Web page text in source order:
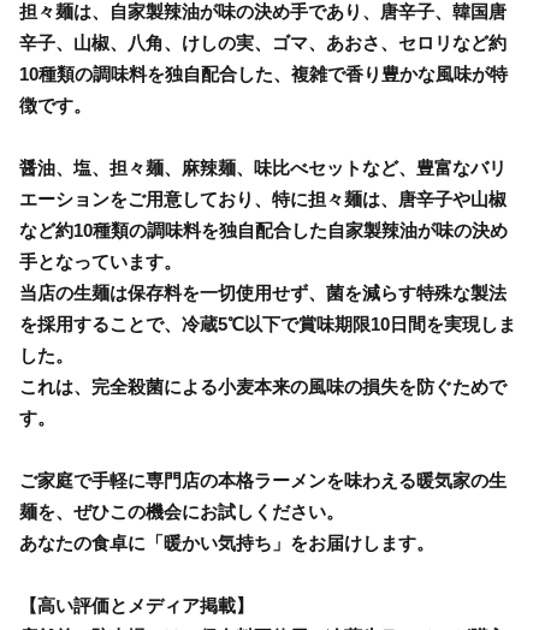
担々麺は、自家製辣油が味の決め手であり、唐辛子、韓国唐
辛子、山椒、八角、けしの実、ゴマ、あおさ、セロリなど約
10種類の調味料を独自配合した、複雑で香り豊かな風味が特
徴です。
醤油、塩、担々麺、麻辣麺、味比べセットなど、豊富なバリ
エーションをご用意しており、特に担々麺は、唐辛子や山椒
など約10種類の調味料を独自配合した自家製辣油が味の決め
手となっています。
当店の生麺は保存料を一切使用せず、菌を減らす特殊な製法
を採用することで、冷蔵5℃以下で賞味期限10日間を実現しま
した。
これは、完全殺菌による小麦本来の風味の損失を防ぐためで
す。
ご家庭で手軽に専門店の本格ラーメンを味わえる暖気家の生
麺を、ぜひこの機会にお試しください。
あなたの食卓に「暖かい気持ち」をお届けします。
【高い評価とメディア掲載】